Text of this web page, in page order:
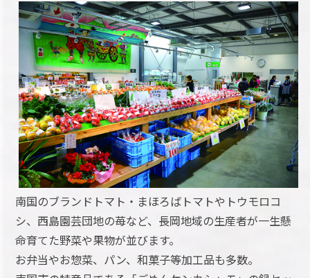
南国のブランドトマト・まほろばトマトやトウモロコ
シ、西島園芸団地の苺など、長岡地域の生産者が一生懸
命育てた野菜や果物が並びます。
お弁当やお惣菜、パン、和菓子等加工品も多数。